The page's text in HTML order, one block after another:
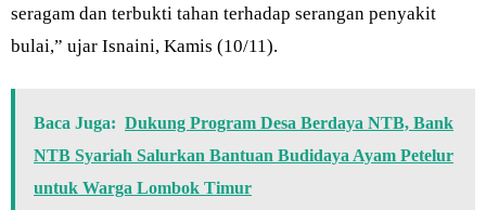
seragam dan terbukti tahan terhadap serangan penyakit
bulai,” ujar Isnaini, Kamis (10/11).
Baca Juga: Dukung Program Desa Berdaya NTB, Bank
NTB Syariah Salurkan Bantuan Budidaya Ayam Petelur
untuk Warga Lombok Timur